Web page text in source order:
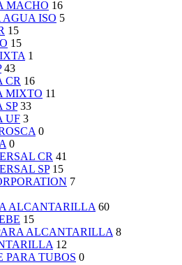
MACHO 16
AGUA ISO 5
15
15
1
43
CR 16
MIXTO 11
SP 33
UF 3
0
0
CR 41
SP 15
7
ALCANTARILLA 60
15
ALCANTARILLA 8
12
PARA TUBOS 0